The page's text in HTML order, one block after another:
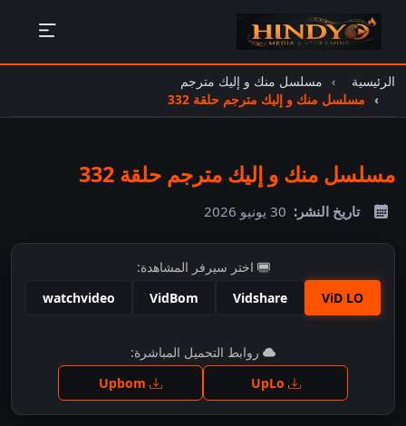
الرئيسية
مسلسل منك و إليك مترجم
مسلسل منك و إليك مترجم حلقة 332
مسلسل منك و إليك مترجم حلقة 332
تاريخ النشر: 30 يونيو 2026
اختر سيرفر المشاهدة:
ViD LO
Vidshare
VidBom
watchvideo
اضغط للمشاهدة
روابط التحميل المباشرة: